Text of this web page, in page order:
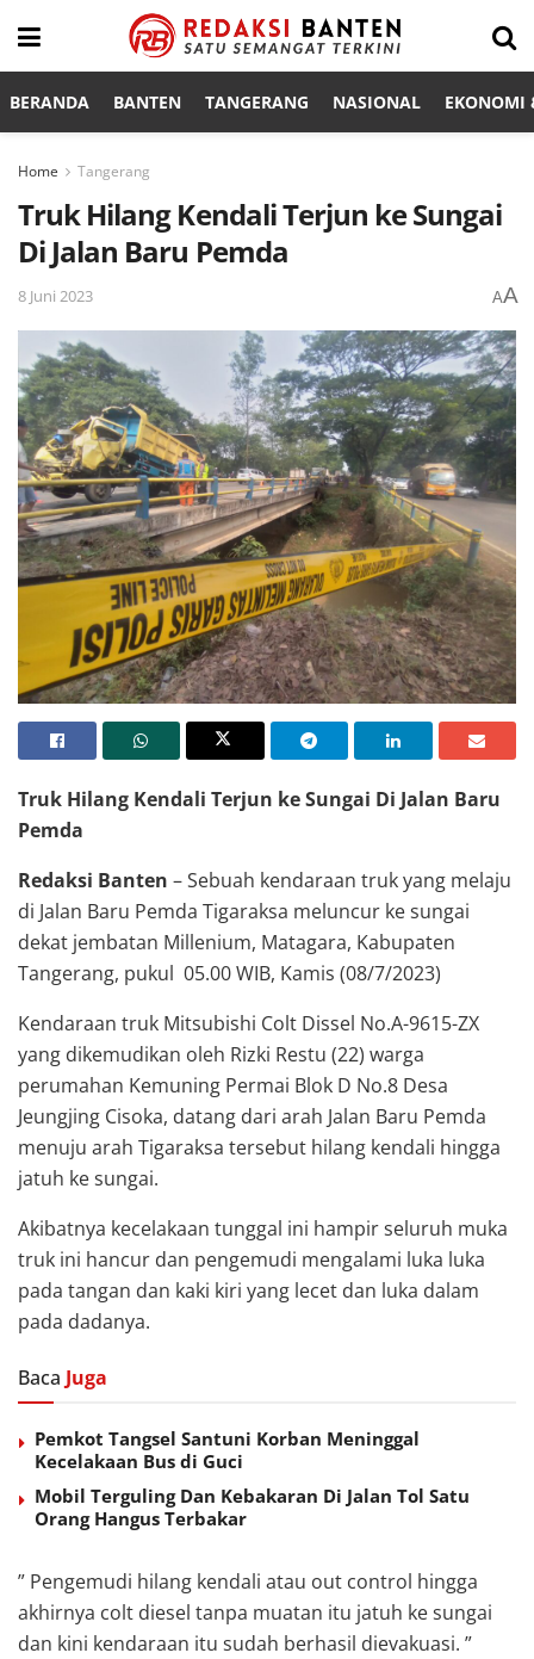
BERANDA BANTEN TANGERANG NASIONAL EKONOMI
Home Tangerang
Truk Hilang Kendali Terjun ke Sungai
Di Jalan Baru Pemda
8 Juni 2023 AA
Kendaraan truk Mitsubishi Colt Dissel No.A-9615-ZX yang hilang kendali berhasil
dievakuasi dari sungai
Truk Hilang Kendali Terjun ke Sungai Di Jalan Baru
Pemda
Redaksi Banten – Sebuah kendaraan truk yang melaju
di Jalan Baru Pemda Tigaraksa meluncur ke sungai
dekat jembatan Millenium, Matagara, Kabupaten
Tangerang, pukul 05.00 WIB, Kamis (08/7/2023)
Kendaraan truk Mitsubishi Colt Dissel No.A-9615-ZX
yang dikemudikan oleh Rizki Restu (22) warga
perumahan Kemuning Permai Blok D No.8 Desa
Jeungjing Cisoka, datang dari arah Jalan Baru Pemda
menuju arah Tigaraksa tersebut hilang kendali hingga
jatuh ke sungai.
Akibatnya kecelakaan tunggal ini hampir seluruh muka
truk ini hancur dan pengemudi mengalami luka luka
pada tangan dan kaki kiri yang lecet dan luka dalam
pada dadanya.
Baca Juga
Pemkot Tangsel Santuni Korban Meninggal
Kecelakaan Bus di Guci
Mobil Terguling Dan Kebakaran Di Jalan Tol Satu
Orang Hangus Terbakar
” Pengemudi hilang kendali atau out control hingga
akhirnya colt diesel tanpa muatan itu jatuh ke sungai
dan kini kendaraan itu sudah berhasil dievakuasi. ”